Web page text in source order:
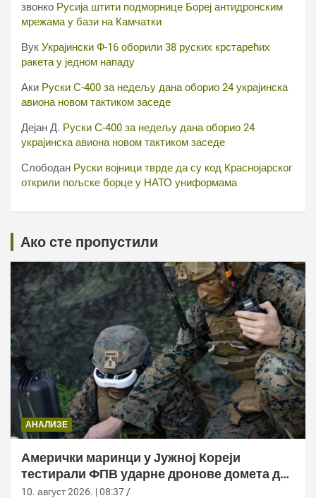
звонко Русија штити подморнице Бореј антидронским
мрежама у бази на Камчатки
Вук Украјински Ф-16 оборили 38 руских крстарећих
ракета у једном нападу
Аки Руски С-400 за недељу дана оборио 24 украјинска
авиона новом тактиком заседе
Дејан Д. Руски С-400 за недељу дана оборио 24
украјинска авиона новом тактиком заседе
Слободан Руски војници тврде да су код Краснојарског
открили пољске борце у НАТО униформама
Ако сте пропустили
АНАЛИЗЕ
Амерички маринци у Јужној Кореји
тестирали ФПВ ударне дронове домета до
20 километара
10. август 2026. | 08:37